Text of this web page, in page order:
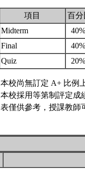
項目
百分
Midterm
Final
Quiz
本校尚無訂定 A+ 比例
本校採用等第制評定成
表僅供參考，授課教師